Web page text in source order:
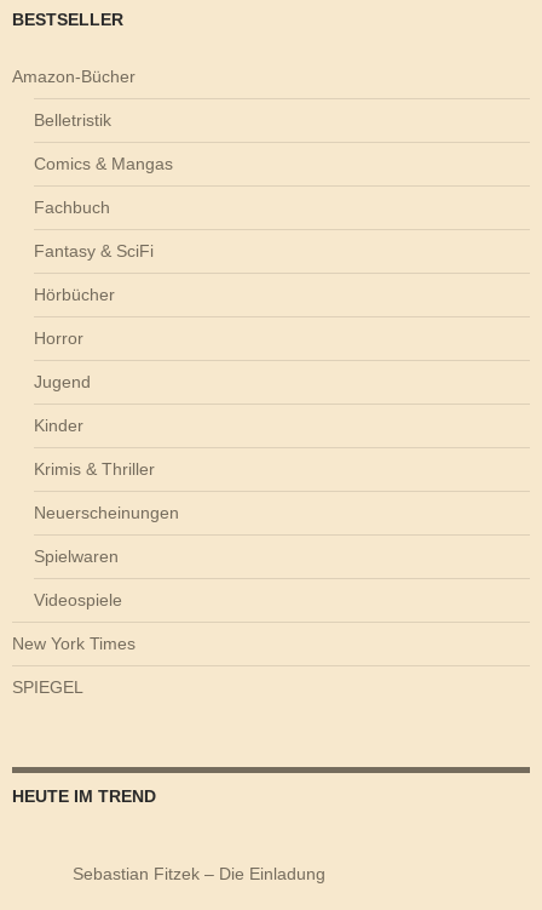
BESTSELLER
Amazon-Bücher
Belletristik
Comics & Mangas
Fachbuch
Fantasy & SciFi
Hörbücher
Horror
Jugend
Kinder
Krimis & Thriller
Neuerscheinungen
Spielwaren
Videospiele
New York Times
SPIEGEL
HEUTE IM TREND
Sebastian Fitzek – Die Einladung